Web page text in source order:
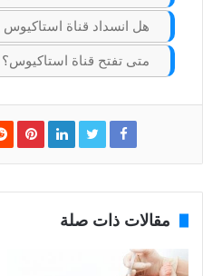
هل انسداد قناة
متى تفتح قناة استاكيوس؟
مقالات ذات صلة